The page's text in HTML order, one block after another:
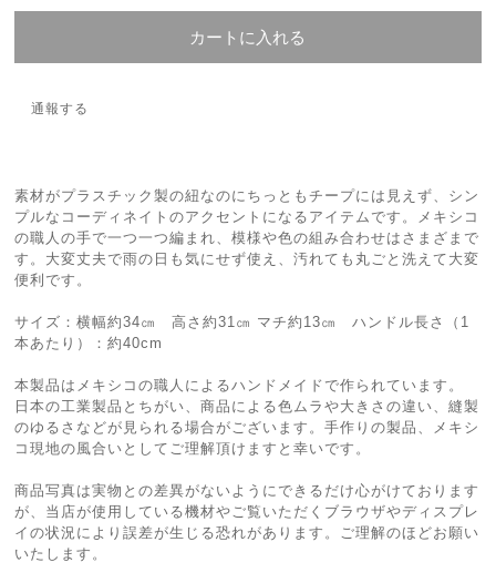
カートに入れる
通報する
素材がプラスチック製の紐なのにちっともチープには見えず、シン
プルなコーディネイトのアクセントになるアイテムです。メキシコ
の職人の手で一つ一つ編まれ、模様や色の組み合わせはさまざまで
す。大変丈夫で雨の日も気にせず使え、汚れても丸ごと洗えて大変
便利です。
サイズ：横幅約34㎝ 高さ約31㎝ マチ約13㎝ ハンドル長さ（1
本あたり）：約40cm
本製品はメキシコの職人によるハンドメイドで作られています。
日本の工業製品とちがい、商品による色ムラや大きさの違い、縫製
のゆるさなどが見られる場合がございます。手作りの製品、メキシ
コ現地の風合いとしてご理解頂けますと幸いです。
商品写真は実物との差異がないようにできるだけ心がけております
が、当店が使用している機材やご覧いただくブラウザやディスプレ
イの状況により誤差が生じる恐れがあります。ご理解のほどお願い
いたします。